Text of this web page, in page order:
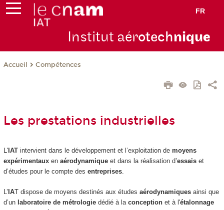
FR
Institut aérotechnique
Accueil Compétences
Les prestations industrielles
L'IATintervient dans le développement et l’exploitation de moyens
expérimentauxen aérodynamiqueet dans la réalisation d’essaiset
d’études pour le compte des entreprises.
L’ IAT dispose de moyens destinés aux études aérodynamiquesainsi que
d’un laboratoire de métrologiedédié à la conceptionet à l'étalonnage